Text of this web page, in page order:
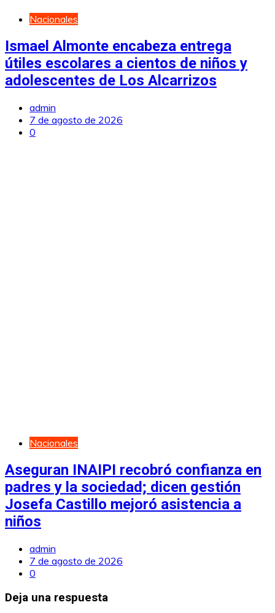
Nacionales
Ismael Almonte encabeza entrega
útiles escolares a cientos de niños y
adolescentes de Los Alcarrizos
admin
7 de agosto de 2026
0
Nacionales
Aseguran INAIPI recobró confianza en
padres y la sociedad; dicen gestión
Josefa Castillo mejoró asistencia a
niños
admin
7 de agosto de 2026
0
Deja una respuesta